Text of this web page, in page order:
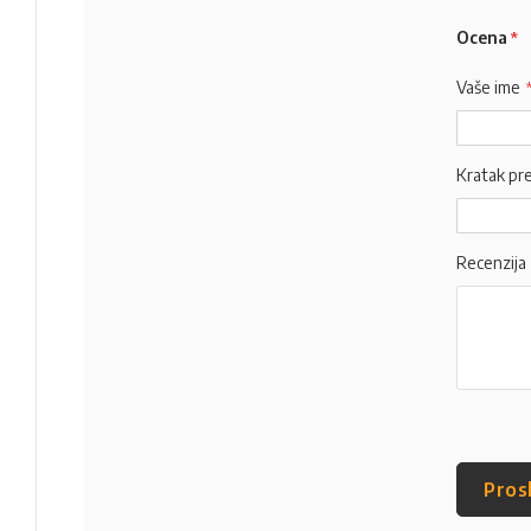
Ocena
Vaše ime
Kratak
Recenzija